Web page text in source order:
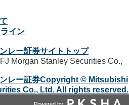
イン
レー証券サイトトップ
レー証券Copyright © Mitsubishi
Co., Ltd. All rights reserved.
Powered by